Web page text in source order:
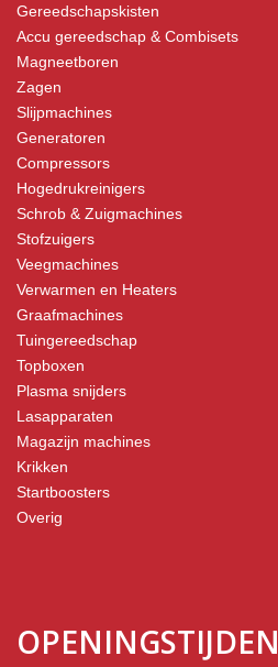
Gereedschapskisten
Accu gereedschap & Combisets
Magneetboren
Zagen
Slijpmachines
Generatoren
Compressors
Hogedrukreinigers
Schrob & Zuigmachines
Stofzuigers
Veegmachines
Verwarmen en Heaters
Graafmachines
Tuingereedschap
Topboxen
Plasma snijders
Lasapparaten
Magazijn machines
Krikken
Startboosters
Overig
OPENINGSTIJDEN